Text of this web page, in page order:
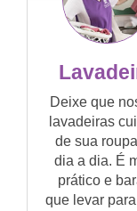
Deixe que
lavadeiras
de sua
dia a dia. É
prático e
que levar